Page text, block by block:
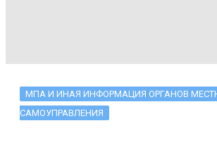
МПА И ИНАЯ ИНФОРМАЦИЯ ОРГАНОВ
САМОУПРАВЛЕНИЯ